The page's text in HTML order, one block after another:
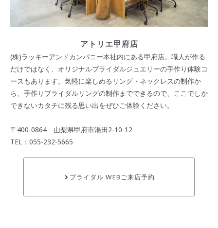
アトリエ甲府店
(株)ラッキーアンドカンパニー本社内にある甲府店。職人が作る
だけではなく、オリジナルブライダルジュエリーの手作り体験コ
ースもあります。気軽に楽しめるリング・ネックレスの制作か
ら、手作りブライダルリングの制作までできるので、ここでしか
できないカタチに残る思い出をぜひご体験ください。
〒400-0864 山梨県甲府市湯田2-10-12
TEL：055-232-5665
ブライダル WEBご来店予約